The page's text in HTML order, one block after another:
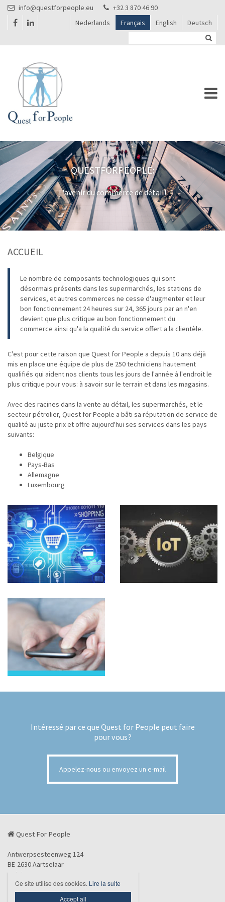
Aller au contenu principal
info@questforpeople.eu
+32 3 870 46 90
Nederlands
Français English Deutsch
QUESTFORPEOPLE:
L'avenir du commerce de détail!
ACCUEIL
Le nombre de composants technologiques qui sont
désormais présents dans les supermarchés, les stations de
services, et autres commerces ne cesse d'augmenter et leur
bon fonctionnement 24 heures sur 24, 365 jours par an n'en
devient que plus critique au bon fonctionnement du
commerce ainsi qu'a la qualité du service offert a la clientèle.
C'est pour cette raison que Quest for People a depuis 10 ans déjà
mis en place une équipe de plus de 250 techniciens hautement
qualifiés qui aident nos clients tous les jours de l'année à l'endroit le
plus critique pour vous: à savoir sur le terrain et dans les magasins.
Avec des racines dans la vente au détail, les supermarchés, et le
secteur pétrolier, Quest for People a bâti sa réputation de service de
qualité au juste prix et offre aujourd'hui ses services dans les pays
suivants:
Belgique
Pays-Bas
Allemagne
Luxembourg
Intéressé par ce que Quest for People peut faire
pour vous?
Appelez-nous ou envoyez un e-mail
Quest For People
Antwerpsesteenweg 124
BE-2630 Aartselaar
Belgique
info@questforpeople.eu
Ce site utilise des cookies. Lire la suite
Accept all